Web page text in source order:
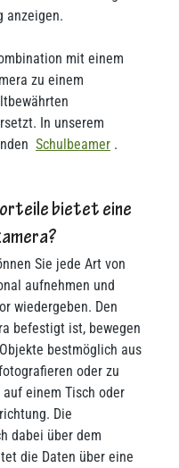
anzeigen.
mit einem
zu einem
In unserem
Schulbeamer .
bietet eine
Sie jede Art von
aufnehmen und
wiedergeben. Den
befestigt ist, bewegen
bestmöglich aus
oder zu
einem Tisch oder
Die
dabei über dem
die Daten über eine